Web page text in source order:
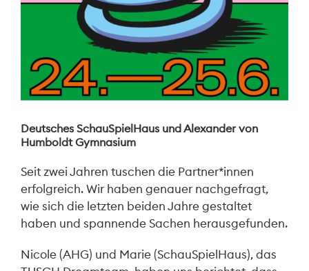
Deutsches SchauSpielHaus und Alexander von
Humboldt Gymnasium
Seit zwei Jahren tuschen die Partner*innen
erfolgreich. Wir haben genauer nachgefragt,
wie sich die letzten beiden Jahre gestaltet
haben und spannende Sachen herausgefunden.
Nicole (AHG) und Marie (SchauSpielHaus), das